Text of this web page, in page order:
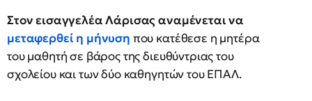
Στον εισαγγελέα Λάρισας αναμένεται να
μεταφερθεί η μήνυση που κατέθεσε η μητέρα
του μαθητή σε βάρος της διευθύντριας του
σχολείου και των δύο καθηγητών του ΕΠΑΛ.